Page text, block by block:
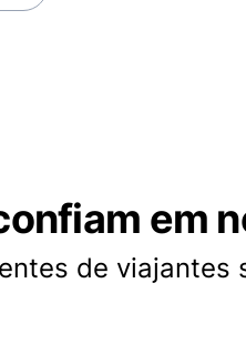
em
de viajantes